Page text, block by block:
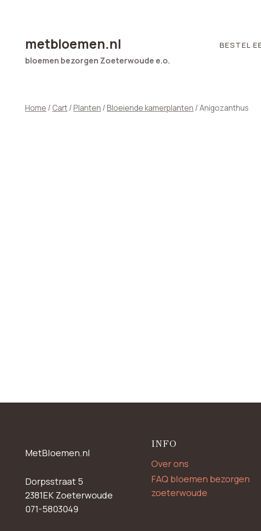
metbloemen.nl
bloemen bezorgen Zoeterwoude e.o.
BESTEL
Home / Cart/Planten /Bloeiende kamerplanten /Anigozanthus
MetBloemen.nl
Dorpsstraat 5
2381EK Zoeterwoude
071-5803049
INFO
Over ons
FAQ bloemen bezorgen
zoeterwoude